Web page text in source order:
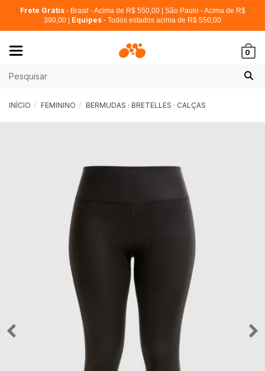
Frete Grátis- Brasil - Acima de R$ 550,00 | São Paulo - Acima de R$
390,00 | Equipes - Todos estados acima de R$ 550,00
0
INÍCIO FEMININO BERMUDAS · BRETELLES · CALÇAS